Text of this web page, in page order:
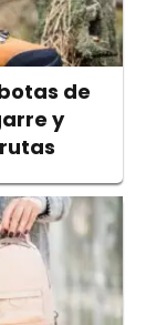
de
y